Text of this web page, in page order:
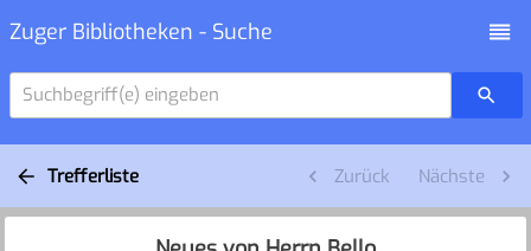
Zuger Bibliotheken - Suche
Suchbegriff(e) eingeben
Trefferliste Zurück Nächste